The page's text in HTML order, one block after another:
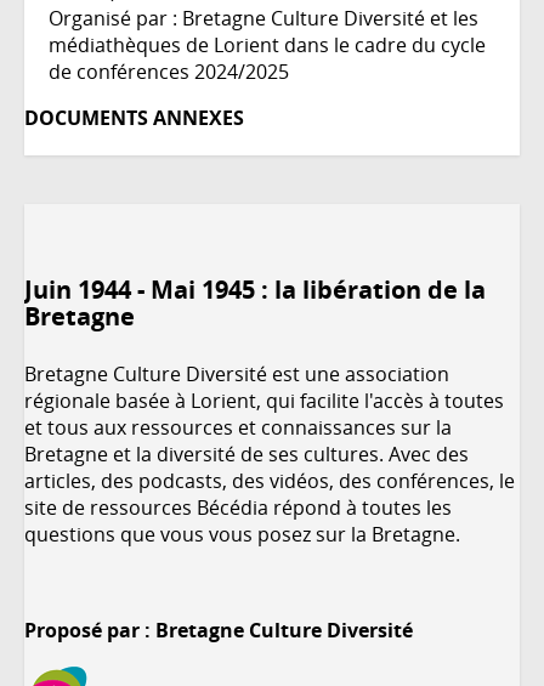
Organisé par : Bretagne Culture Diversité et les
médiathèques de Lorient dans le cadre du cycle
de conférences 2024/2025
DOCUMENTS ANNEXES
Juin 1944 - Mai 1945 : la libération de la
Bretagne
Bretagne Culture Diversité est une association
régionale basée à Lorient, qui facilite l'accès à toutes
et tous aux ressources et connaissances sur la
Bretagne et la diversité de ses cultures. Avec des
articles, des podcasts, des vidéos, des conférences, le
site de ressources Bécédia répond à toutes les
questions que vous vous posez sur la Bretagne.
Proposé par : Bretagne Culture Diversité